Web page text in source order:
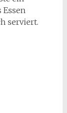
Essen
serviert.